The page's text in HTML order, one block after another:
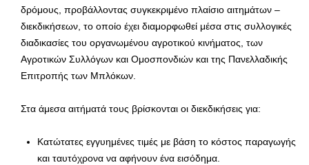
δρόμους, προβάλλοντας συγκεκριμένο πλαίσιο αιτημάτων –
διεκδικήσεων, το οποίο έχει διαμορφωθεί μέσα στις συλλογικές
διαδικασίες του οργανωμένου αγροτικού κινήματος, των
Αγροτικών Συλλόγων και Ομοσπονδιών και της Πανελλαδικής
Επιτροπής των Μπλόκων.
Στα άμεσα αιτήματά τους βρίσκονται οι διεκδικήσεις για:
Κατώτατες εγγυημένες τιμές με βάση το κόστος παραγωγής
και ταυτόχρονα να αφήνουν ένα εισόδημα.